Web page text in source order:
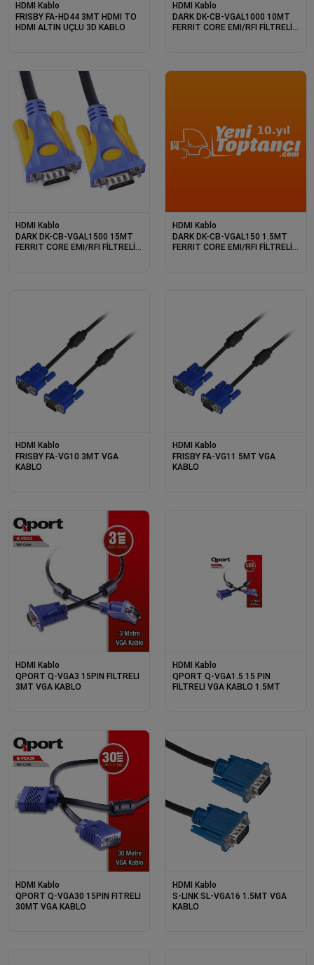
HDMI Kablo
FRISBY FA-HD44 3MT HDMI TO
HDMI ALTIN UÇLU 3D KABLO
HDMI Kablo
DARK DK-CB-VGAL1000 10MT
FERRIT CORE EMI/RFI FİLTRELİ
HDMI Kablo
DARK DK-CB-VGAL1500 15MT
FERRIT CORE EMI/RFI FİLTRELİ
HDMI Kablo
DARK DK-CB-VGAL150 1.5MT
FERRIT CORE EMI/RFI FİLTRELİ
HDMI Kablo
FRISBY FA-VG10 3MT VGA
KABLO
HDMI Kablo
FRISBY FA-VG11 5MT VGA
KABLO
HDMI Kablo
QPORT Q-VGA3 15PIN FILTRELI
3MT VGA KABLO
HDMI Kablo
QPORT Q-VGA1.5 15 PIN
FILTRELI VGA KABLO 1.5MT
HDMI Kablo
QPORT Q-VGA30 15PIN FITRELI
30MT VGA KABLO
HDMI Kablo
S-LINK SL-VGA16 1.5MT VGA
KABLO